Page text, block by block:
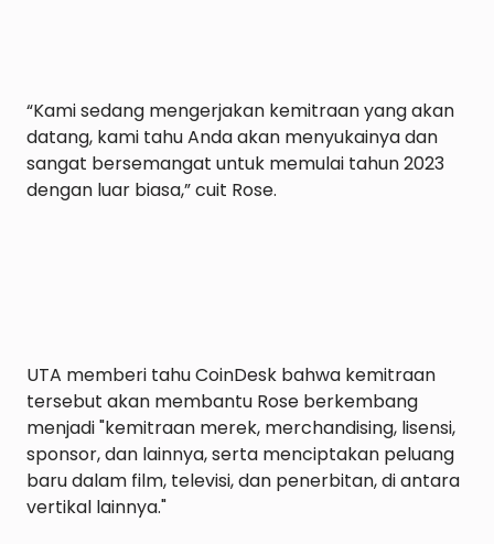
“Kami sedang mengerjakan kemitraan yang akan
datang, kami tahu Anda akan menyukainya dan
sangat bersemangat untuk memulai tahun 2023
dengan luar biasa,” cuit Rose.
UTA memberi tahu CoinDesk bahwa kemitraan
tersebut akan membantu Rose berkembang
menjadi "kemitraan merek, merchandising, lisensi,
sponsor, dan lainnya, serta menciptakan peluang
baru dalam film, televisi, dan penerbitan, di antara
vertikal lainnya."